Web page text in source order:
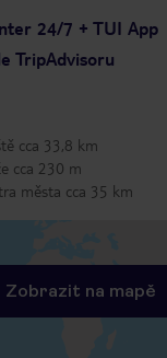
24/7 + TUI App
TripAdvisoru
cca 33,8 km
cca 230 m
města cca 35 km
Zobrazit na mapě